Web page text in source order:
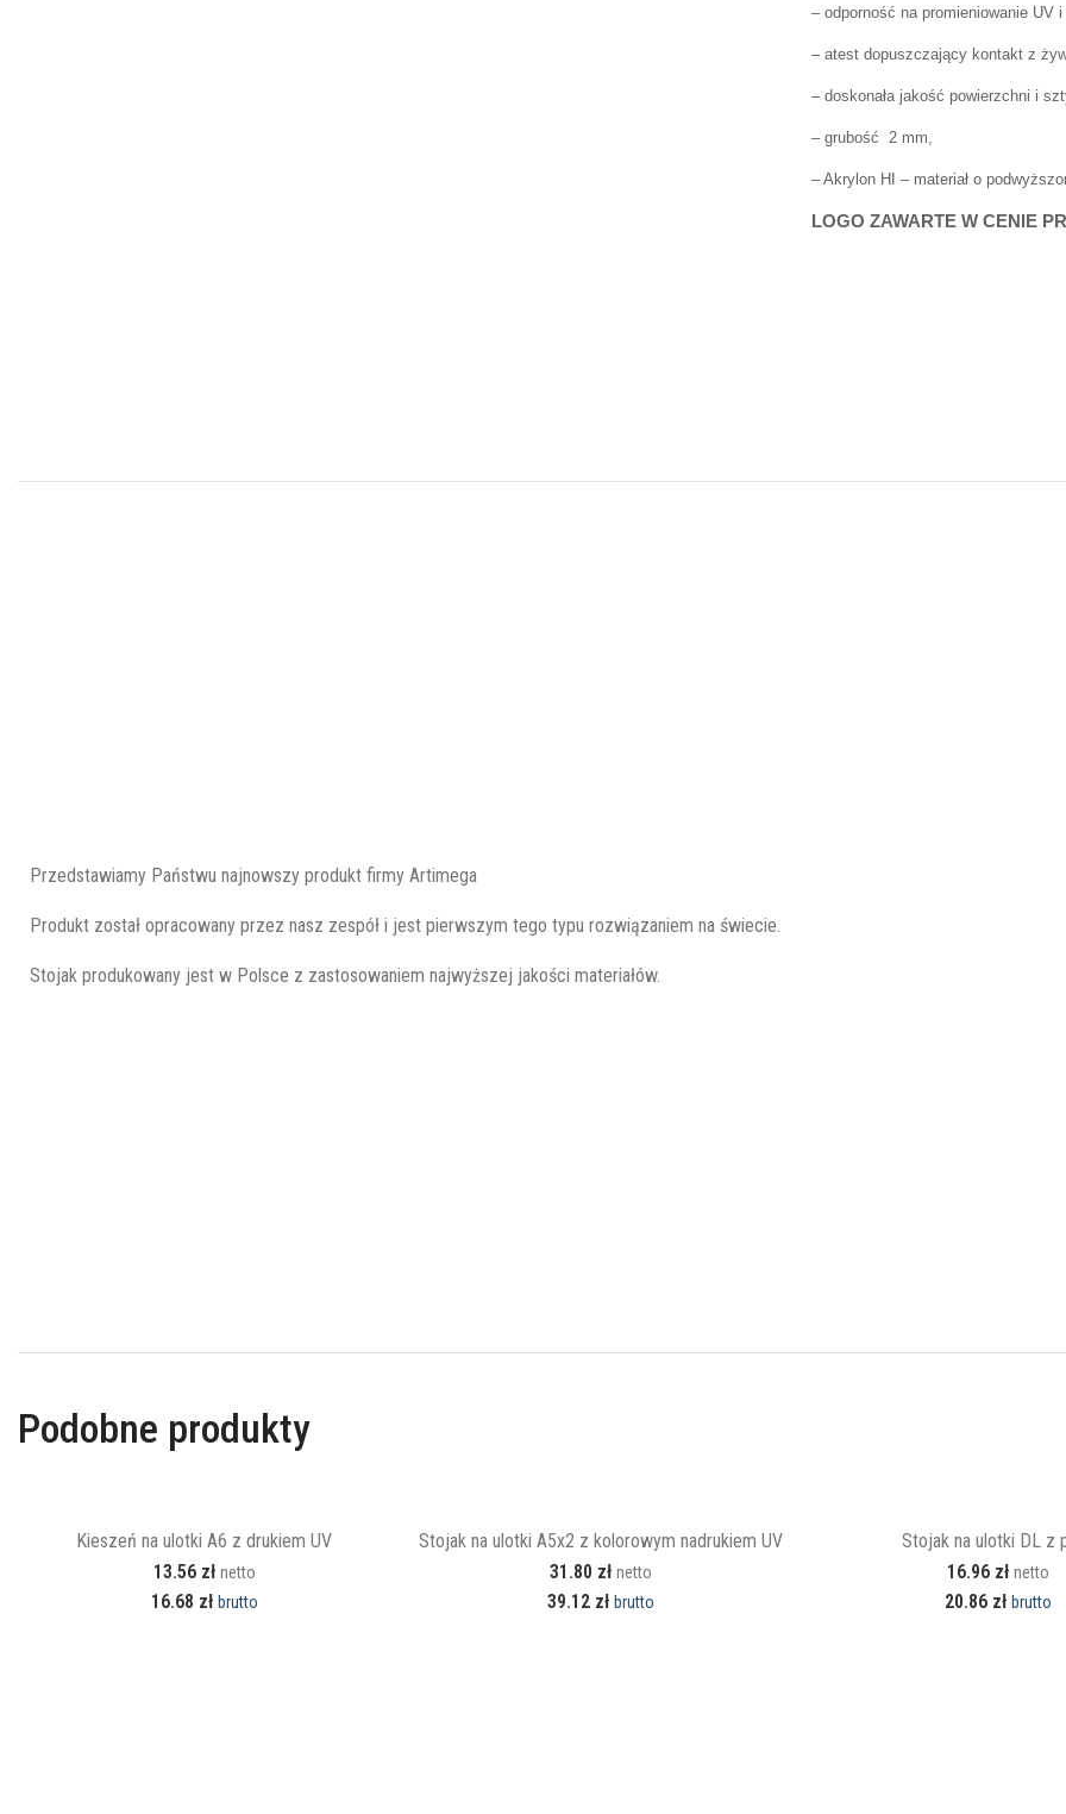
– odporność na promieniowanie UV
– atest dopuszczający kontakt z
– doskonała jakość powierzchni i
– grubość 2 mm,
– Akrylon HI – materiał o
LOGO ZAWARTE W CENIE
Przedstawiamy Państwu najnowszy produkt firmy Artimega
Produkt został opracowany przez nasz zespół i jest pierwszym tego typu rozwiązaniem na świecie.
Stojak produkowany jest w Polsce z zastosowaniem najwyższej jakości materiałów.
Podobne produkty
Kieszeń na ulotki A6 z drukiem UV
13.56 zł netto
16.68 zł brutto
Stojak na ulotki A5x2 z kolorowym nadrukiem UV
31.80 zł netto
39.12 zł brutto
Stojak na ulotki DL z
16.96 zł netto
20.86 zł brutto